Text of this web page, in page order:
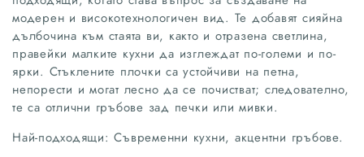
модерен и високотехнологичен вид. Те добавят сияйна
дълбочина към стаята ви, както и отразена светлина,
правейки малките кухни да изглеждат по-големи и по-
ярки. Стъклените плочки са устойчиви на петна,
непорести и могат лесно да се почистват; следователно,
те са отлични гръбове зад печки или мивки.
Най-подходящи: Съвременни кухни, акцентни гръбове.